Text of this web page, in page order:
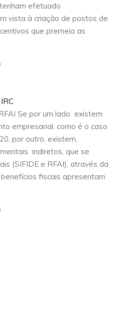
efetuado
vista à criação de postos de
que premeia as
Se por um lado existem
empresarial, como é o caso
por outro, existem,
indiretos, que se
(SIFIDE e RFAI), através da
fiscais apresentam